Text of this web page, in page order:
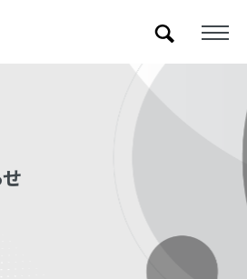
際に検索結果が正しく表示されない場合があります。
て検索し直してください。